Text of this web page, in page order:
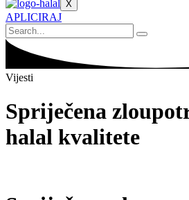
X
APLICIRAJ
Vijesti
Spriječena
halal kvalitete